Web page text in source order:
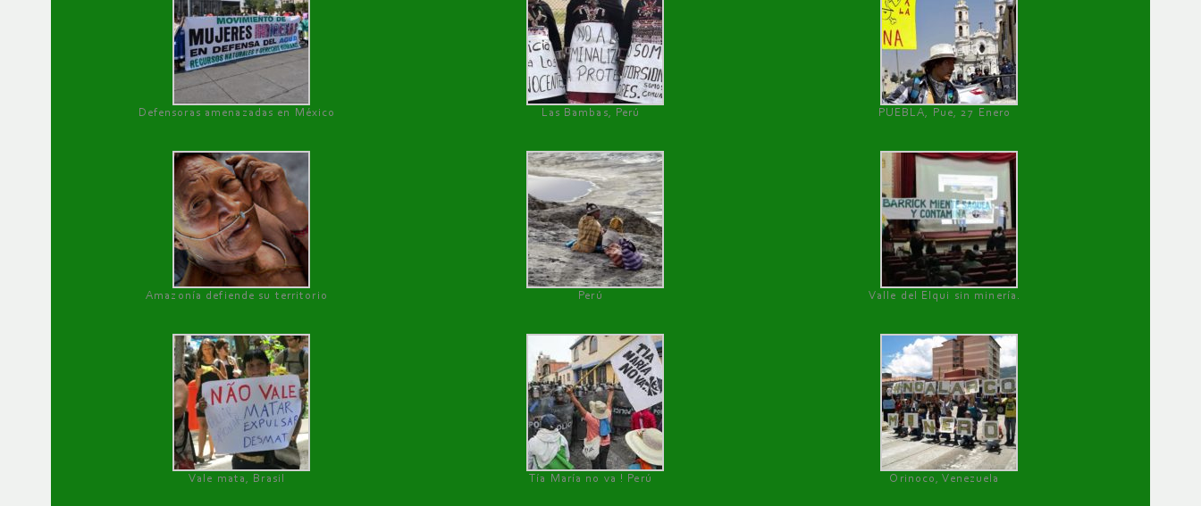
Defensoras amenazadas en México Las Bambas, Perú PUEBLA, Pue, 27 Enero
Amazonía defiende su territorio Perú Valle del Elqui sin minería.
Vale mata, Brasil Tía María no va ! Perú Orinoco, Venezuela